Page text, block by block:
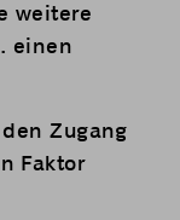
weitere
einen
Zugang
Faktor